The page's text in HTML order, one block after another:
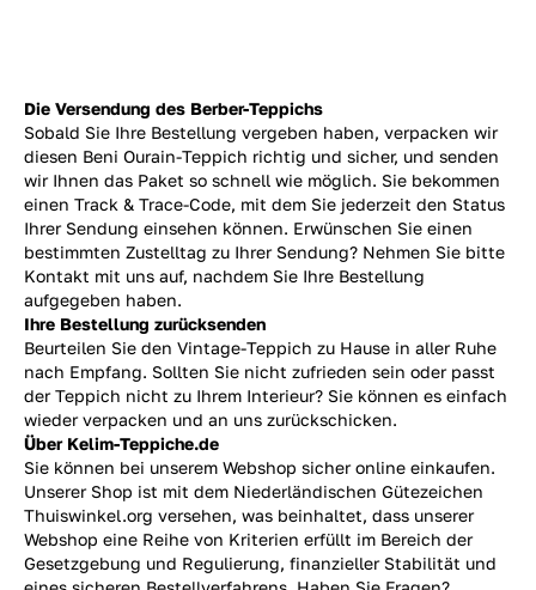
Die Versendung des Berber-Teppichs
Sobald Sie Ihre Bestellung vergeben haben, verpacken wir
diesen Beni Ourain-Teppich richtig und sicher, und senden
wir Ihnen das Paket so schnell wie möglich. Sie bekommen
einen Track & Trace-Code, mit dem Sie jederzeit den Status
Ihrer Sendung einsehen können. Erwünschen Sie einen
bestimmten Zustelltag zu Ihrer Sendung? Nehmen Sie bitte
Kontakt mit uns auf, nachdem Sie Ihre Bestellung
aufgegeben haben.
Ihre Bestellung zurücksenden
Beurteilen Sie den Vintage-Teppich zu Hause in aller Ruhe
nach Empfang. Sollten Sie nicht zufrieden sein oder passt
der Teppich nicht zu Ihrem Interieur? Sie können es einfach
wieder verpacken und an uns zurückschicken.
Über Kelim-Teppiche.de
Sie können bei unserem Webshop sicher online einkaufen.
Unserer Shop ist mit dem Niederländischen Gütezeichen
Thuiswinkel.org versehen, was beinhaltet, dass unserer
Webshop eine Reihe von Kriterien erfüllt im Bereich der
Gesetzgebung und Regulierung, finanzieller Stabilität und